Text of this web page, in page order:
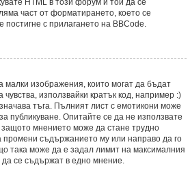
HTML в този форум и той да се
част от форматирането, което се
с прилагането на BBCode.
малки изображения, които могат да бъдат
използвайки кратък код, например :)
тъга. Пълният лист с емотикони може
публикуване. Опитайте се да не използвате
мнението може да стане трудно
съдържанието му или направо да го
така може да е задал лимит на максималния
да се съдържат в едно мнение.